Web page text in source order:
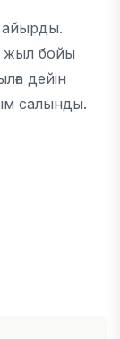
айырды.
жыл бойы
дейін
салынды.